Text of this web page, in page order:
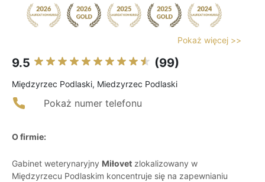
Pokaż więcej >>
9.5 (99)
Międzyrzec Podlaski, Miedzyrzec Podlaski
Pokaż numer telefonu
O firmie:
Gabinet weterynaryjny Miłovet zlokalizowany w
Międzyrzecu Podlaskim koncentruje się na zapewnianiu